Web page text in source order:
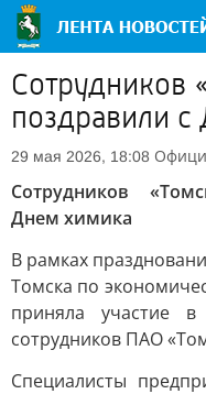
Сотрудников
поздравили
29 мая 2026, 18:08
Сотрудников
Днем химика
В рамках
Томска по
приняла участие в
сотрудников ПАО
Специалисты